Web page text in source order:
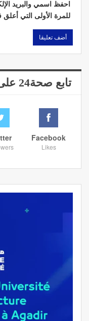
احفظ اسمي والبريد
للمرة الأولى التي أعلق
تابع صحة24 على:
Facebook
Likes